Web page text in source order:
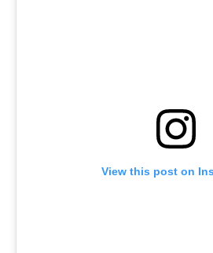
View this post on